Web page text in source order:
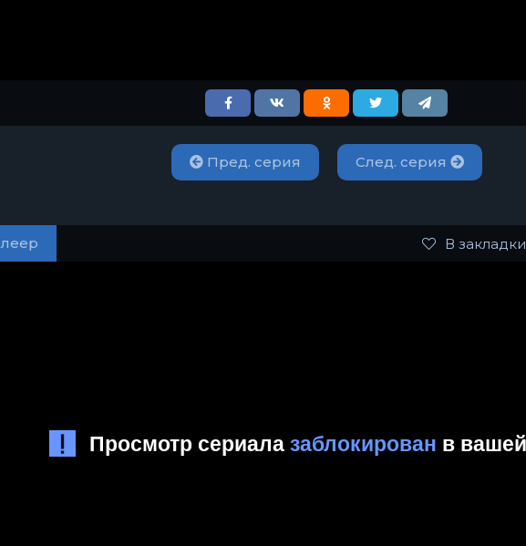
Пред. серия След. серия
В закладки